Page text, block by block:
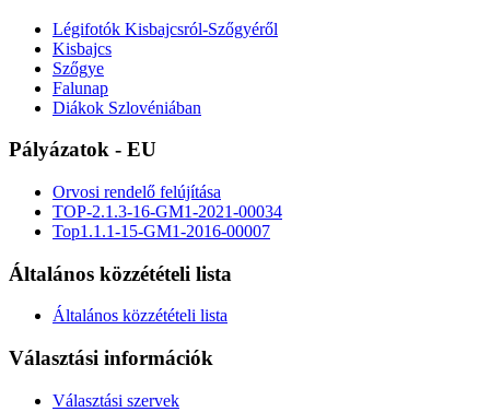
Légifotók Kisbajcsról-Szőgyéről
Kisbajcs
Szőgye
Falunap
Diákok Szlovéniában
Pályázatok - EU
Orvosi rendelő felújítása
TOP-2.1.3-16-GM1-2021-00034
Top1.1.1-15-GM1-2016-00007
Általános közzétételi lista
Általános közzétételi lista
Választási információk
Választási szervek